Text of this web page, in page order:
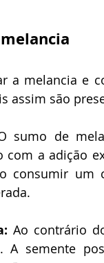
a melancia e
assim são
sumo de
a adição
consumir
Ao contrário
A semente